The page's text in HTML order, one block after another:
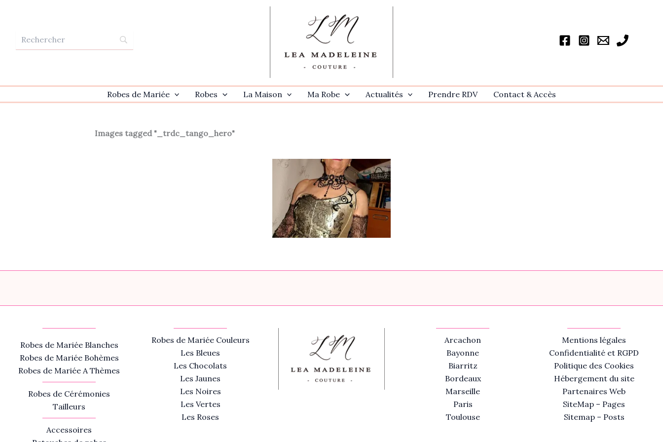
Robes de Mariée Robes La Maison Ma Robe Actualités Prendre RDV Contact & Accѐs
Images tagged "_trdc_tango_hero"
Robes de Mariée Blanches
Robes de Mariée Bohèmes
Robes de Mariée A Thèmes
Robes de Cérémonies
Tailleurs
Accessoires
Robes de Mariée Couleurs
Les Bleues
Les Chocolats
Les Jaunes
Les Noires
Les Vertes
Les Roses
Arcachon
Bayonne
Biarritz
Bordeaux
Marseille
Paris
Toulouse
Mentions légales
Confidentialité et RGPD
Politique des Cookies
Hébergement du site
Partenaires Web
SiteMap – Pages
Sitemap – Posts